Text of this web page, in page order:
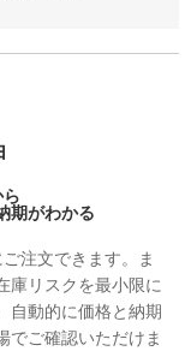
期がわかる
注文できます。ま
庫リスクを最小限に
自動的に価格と納期
でご確認いただけま